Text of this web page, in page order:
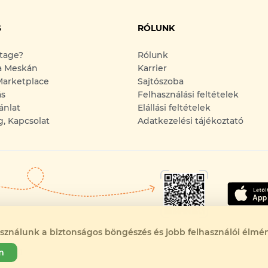
Meskán
Kapcsolat
RÓLUNK
Rólunk
Karrier
Sajtószoba
Felhasználási feltételek
Elállási feltételek
Adatkezelési tájékoztató
a biztonságos böngészés és jobb felhasználói